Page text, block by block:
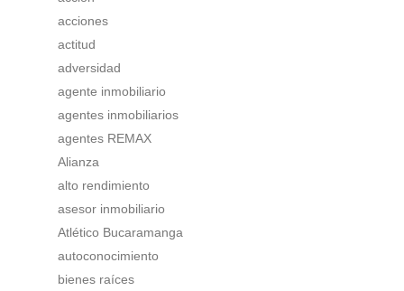
acciones
actitud
adversidad
agente inmobiliario
agentes inmobiliarios
agentes REMAX
Alianza
alto rendimiento
asesor inmobiliario
Atlético Bucaramanga
autoconocimiento
bienes raíces